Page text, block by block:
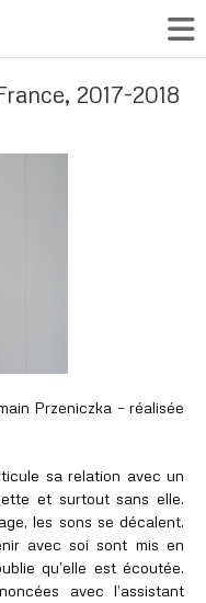
2017-2018
Przeniczka – réalisée
sa relation avec un
et surtout sans elle.
les sons se décalent.
avec soi sont mis en
qu’elle est écoutée.
avec l’assistant